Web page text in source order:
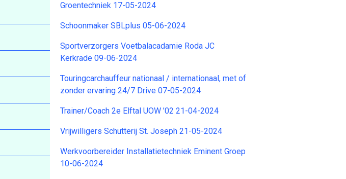
Groentechniek 17-05-2024
Schoonmaker SBLplus 05-06-2024
Sportverzorgers Voetbalacadamie Roda JC
Kerkrade 09-06-2024
Touringcarchauffeur nationaal / internationaal, met of
zonder ervaring 24/7 Drive 07-05-2024
Trainer/Coach 2e Elftal UOW ’02 21-04-2024
Vrijwilligers Schutterij St. Joseph 21-05-2024
Werkvoorbereider Installatietechniek Eminent Groep
10-06-2024